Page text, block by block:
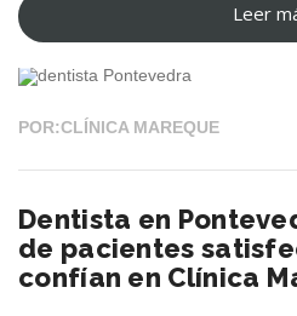
Leer
“Limpieza
dental
Prophylaxis
Master:
de
la
limpieza
30 MAR 2026
POR:CLÍNICA MAREQUE
Dentista en
de pacientes
confían en Clínica